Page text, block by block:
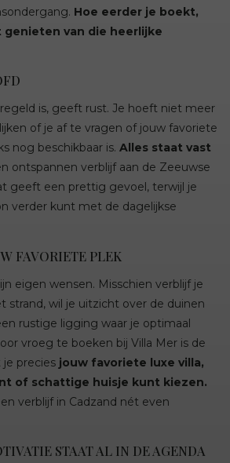
Hoe eerder je boekt,
genieten van die heerlijke
is, geeft rust. Je hoeft niet meer
of je af te vragen of jouw favoriete
nog beschikbaar is. Alles staat vast
ontspannen verblijf aan de Zeeuwse
geeft een prettig gevoel, terwijl je
verder kunt met de dagelijkse
FAVORIETE PLEK
eigen wensen. Misschien verblijf je
strand, wil je uitzicht over de duinen
rustige ligging waar je optimaal
vroeg te boeken bij Villa Mer is de
precies jouw favoriete luxe villa,
of schattige huisje kunt kiezen.
verblijf in Cadzand nét even
STAAT AL IN DE AGENDA